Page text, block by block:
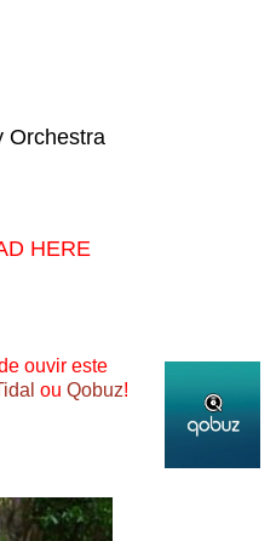
Orchestra
HERE
ouvir este
ou Qobuz!